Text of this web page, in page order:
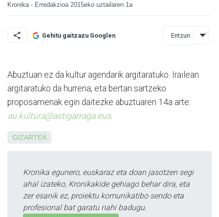
Kronika - Erredakzioa 2015eko uztailaren 1a
Gehitu gaitzazu Googlen Entzun
Abuztuan ez da kultur agendarik argitaratuko. Irailean
argitaratuko da hurrena, eta bertan sar­tzeko
proposamenak egin daitezke abuztuaren 14a arte:
au.kultura@astigarraga.eus.
GIZARTEA
Kronika egunero, euskaraz eta doan jasotzen segi
ahal izateko, Kronikakide gehiago behar dira, eta
zer esanik ez, proiektu komunikatibo sendo eta
profesional bat garatu nahi badugu.